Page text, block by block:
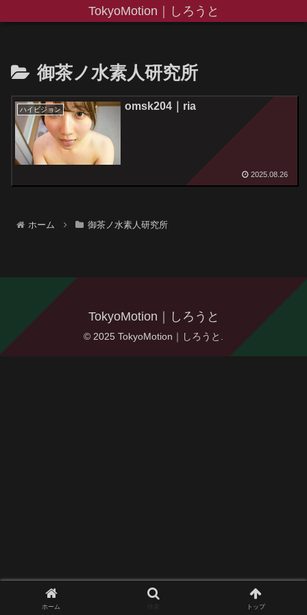
TokyoMotion｜しろうと
御茶ノ水素人研究所
ハイビジョン omsk204｜ria
2025.08.26
ホーム 御茶ノ水素人研究所
TokyoMotion｜しろうと
© 2025 TokyoMotion｜しろうと.
ホーム トップ